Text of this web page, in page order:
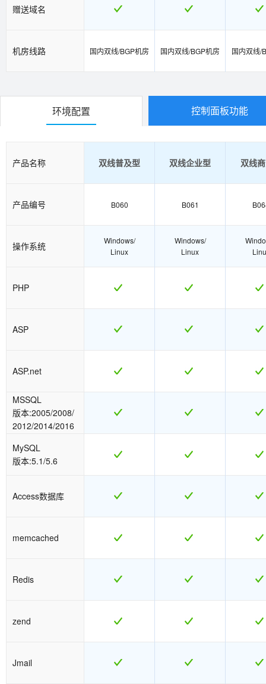
赠送域名
机房线路 国内双线/BGP机房 国内双线/BGP机房 国内双线/
环境配置 控制面板功能
产品名称 双线普及型 双线企业型 双线
产品编号 B060 B061
操作系统
Windows/
Linux
Windows/
Linux
PHP
ASP
ASP.net
MSSQL
版本:2005/2008/
2012/2014/2016
MySQL
版本:5.1/5.6
Access数据库
memcached
Redis
zend
Jmail